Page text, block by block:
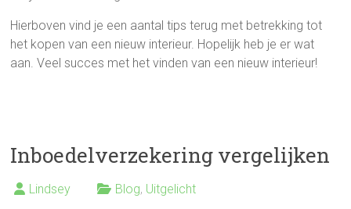
Hierboven vind je een aantal tips terug met betrekking tot
het kopen van een nieuw interieur. Hopelijk heb je er wat
aan. Veel succes met het vinden van een nieuw interieur!
Inboedelverzekering vergelijken
Lindsey Blog, Uitgelicht